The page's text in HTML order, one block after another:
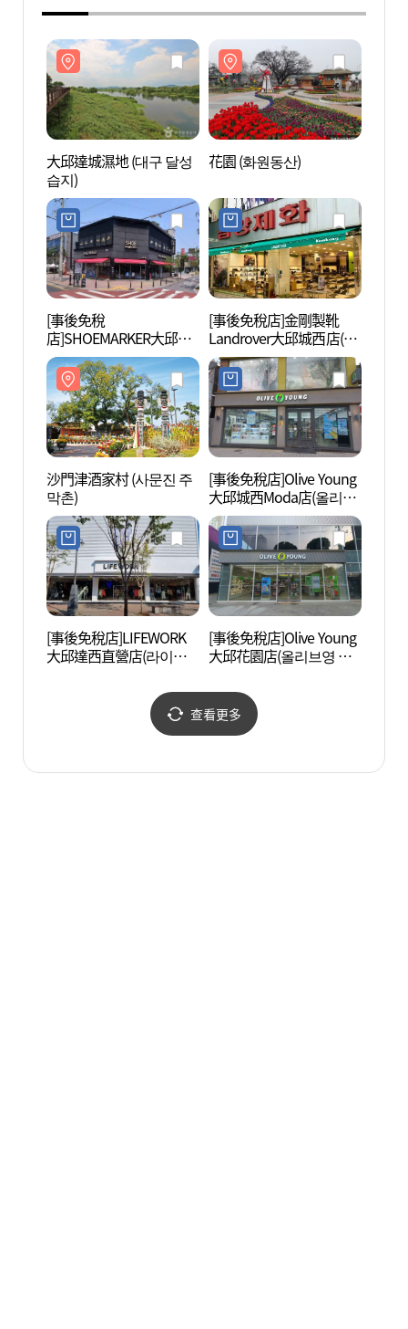
大邱達城濕地 (대구 달성
습지)
花園 (화원동산)
[事後免稅
店]SHOEMARKER大邱城
西店(슈마커 대구성서점)
[事後免稅店]金剛製靴
Landrover大邱城西店(금
강제화 랜드로바 대구성
서점)
沙門津酒家村 (사문진 주
막촌)
[事後免稅店]Olive Young
大邱城西Moda店(올리브
영 대구성서모다점)
[事後免稅店]LIFEWORK
大邱達西直營店(라이프
[事後免稅店]Olive Young
大邱花園店(올리브영 대
查看更多